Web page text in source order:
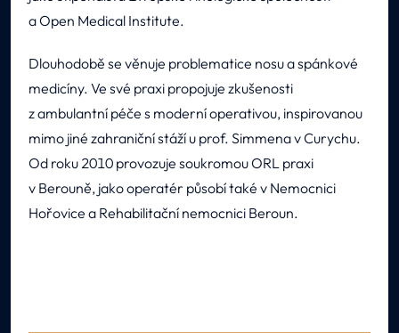
a Open Medical Institute.
Dlouhodobě se věnuje problematice nosu a spánkové
medicíny. Ve své praxi propojuje zkušenosti
z ambulantní péče s moderní operativou, inspirovanou
mimo jiné zahraniční stáží u prof. Simmena v Curychu.
Od roku 2010 provozuje soukromou ORL praxi
v Berouně, jako operatér působí také v Nemocnici
Hořovice a Rehabilitační nemocnici Beroun.